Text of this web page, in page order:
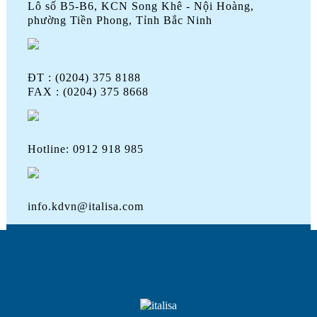
Lô số B5-B6, KCN Song Khê - Nội Hoàng,
phường Tiền Phong, Tỉnh Bắc Ninh
ĐT : (0204) 375 8188
FAX : (0204) 375 8668
Hotline: 0912 918 985
info.kdvn@italisa.com